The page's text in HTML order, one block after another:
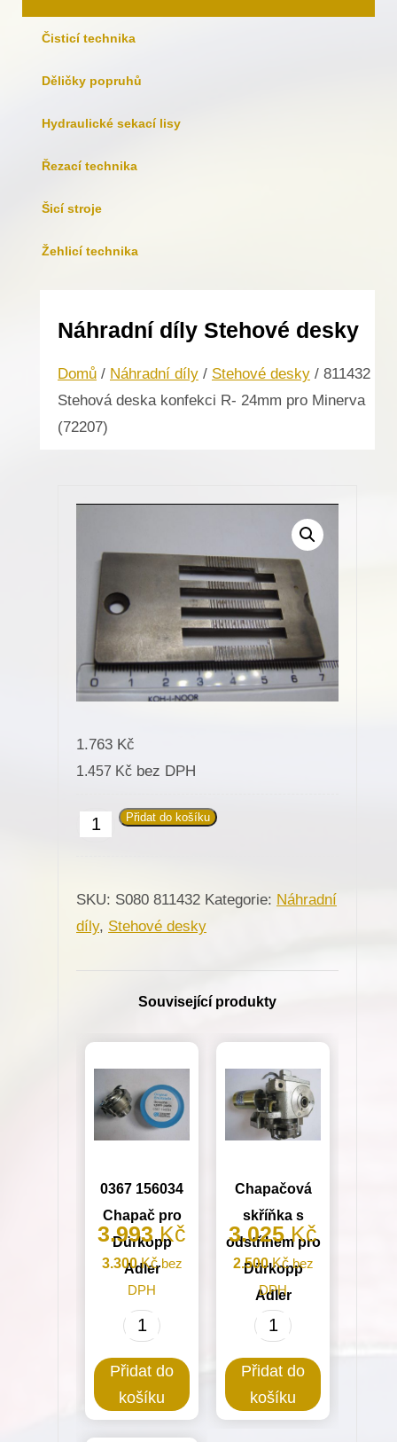
Čisticí technika
Děličky popruhů
Hydraulické sekací lisy
Řezací technika
Šicí stroje
Žehlicí technika
Náhradní díly Stehové desky
Domů / Náhradní díly / Stehové desky / 811432
Stehová deska konfekci R- 24mm pro Minerva
(72207)
1.763 Kč
1.457 Kč bez DPH
811432
konfekci
R-
Přidat do košíku
SKU: S080 811432 Kategorie: Náhradní
díly, Stehové desky
Související produkty
0367 156034
Chapač pro
Dürkopp
Adler
3.993Kč
3.300Kčbez
DPH
0367
Chapač
pro
Přidat do
košíku
Chapačová
skříňka s
odstřihem pro
Dürkopp
Adler
3.025Kč
2.500Kčbez
DPH
Chapačová
s
odstřihem
Přidat do
košíku